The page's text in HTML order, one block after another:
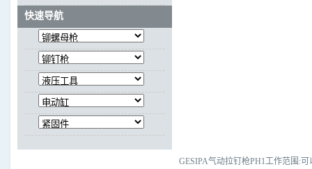
快速导航
GESIPA气动拉钉枪PH1工作范围: